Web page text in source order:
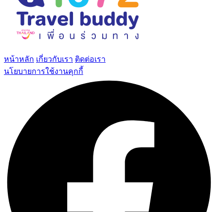
หน้าหลัก เกี่ยวกับเรา ติดต่อเรา
นโยบายการใช้งานคุกกี้